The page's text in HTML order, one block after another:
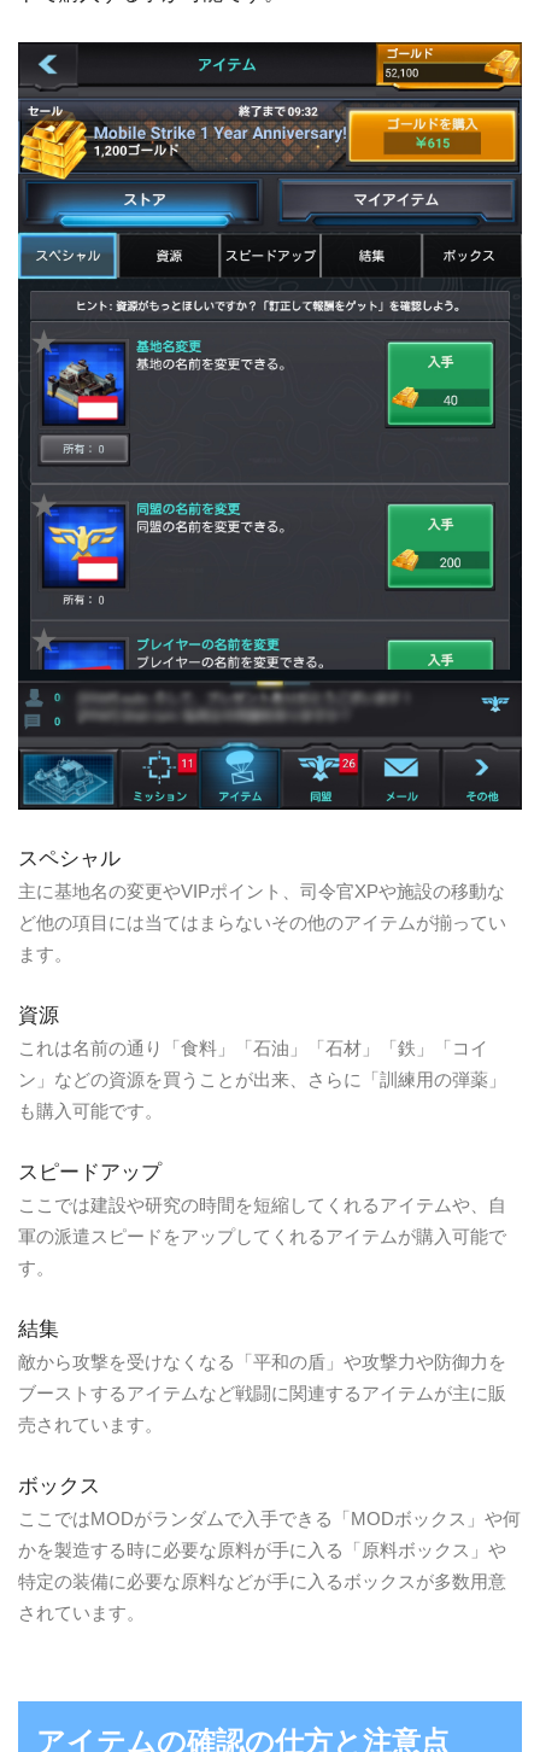
スペシャル
主に基地名の変更やVIPポイント、司令官XPや施設の移動な
ど他の項目には当てはまらないその他のアイテムが揃ってい
ます。
資源
これは名前の通り「食料」「石油」「石材」「鉄」「コイ
ン」などの資源を買うことが出来、さらに「訓練用の弾薬」
も購入可能です。
スピードアップ
ここでは建設や研究の時間を短縮してくれるアイテムや、自
軍の派遣スピードをアップしてくれるアイテムが購入可能で
す。
結集
敵から攻撃を受けなくなる「平和の盾」や攻撃力や防御力を
ブーストするアイテムなど戦闘に関連するアイテムが主に販
売されています。
ボックス
ここではMODがランダムで入手できる「MODボックス」や何
かを製造する時に必要な原料が手に入る「原料ボックス」や
特定の装備に必要な原料などが手に入るボックスが多数用意
されています。
アイテムの確認の仕方と注意点